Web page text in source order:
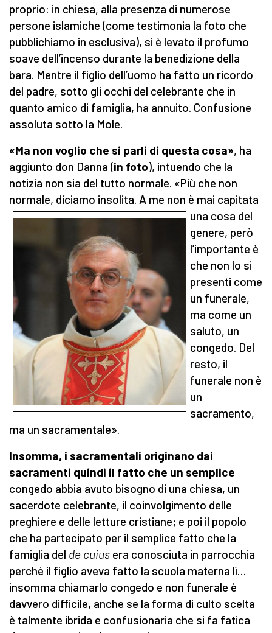
proprio: in chiesa, alla presenza di numerose
persone islamiche (come testimonia la foto che
pubblichiamo in esclusiva), si è levato il profumo
soave dell’incenso durante la benedizione della
bara. Mentre il figlio dell’uomo ha fatto un ricordo
del padre, sotto gli occhi del celebrante che in
quanto amico di famiglia, ha annuito. Confusione
assoluta sotto la Mole.
«Ma non voglio che si parli di questa cosa», ha
aggiunto don Danna (in foto), intuendo che la
notizia non sia del tutto normale. «Più che non
normale, diciamo insolita. A me non è mai capitata
una cosa del
genere, però
l’importante è
che non lo si
presenti come
un funerale,
ma come un
saluto, un
congedo. Del
resto, il
funerale non è
un
sacramento,
ma un sacramentale».
Insomma, i sacramentali originano dai
sacramenti quindi il fatto che un semplice
congedo abbia avuto bisogno di una chiesa, un
sacerdote celebrante, il coinvolgimento delle
preghiere e delle letture cristiane; e poi il popolo
che ha partecipato per il semplice fatto che la
famiglia del de cuius era conosciuta in parrocchia
perché il figlio aveva fatto la scuola materna lì…
insomma chiamarlo congedo e non funerale è
davvero difficile, anche se la forma di culto scelta
è talmente ibrida e confusionaria che si fa fatica